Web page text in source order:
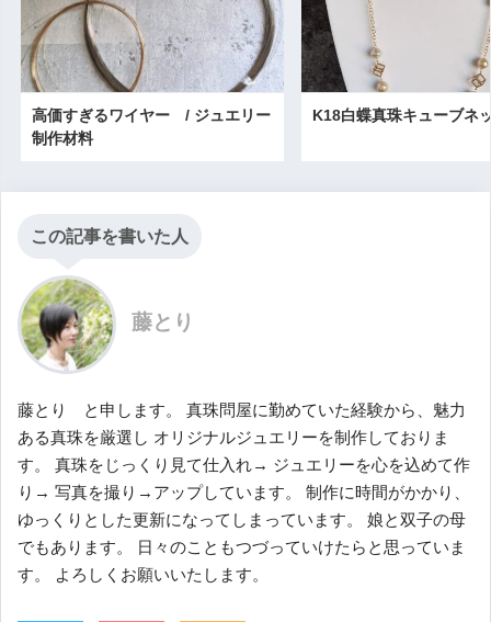
高価すぎるワイヤー / ジュエリー
制作材料
K18白蝶真珠キューブネ
この記事を書いた人
藤とり
藤とり と申します。 真珠問屋に勤めていた経験から、魅力
ある真珠を厳選し オリジナルジュエリーを制作しておりま
す。 真珠をじっくり見て仕入れ→ ジュエリーを心を込めて作
り→ 写真を撮り→アップしています。 制作に時間がかかり、
ゆっくりとした更新になってしまっています。 娘と双子の母
でもあります。 日々のこともつづっていけたらと思っていま
す。 よろしくお願いいたします。